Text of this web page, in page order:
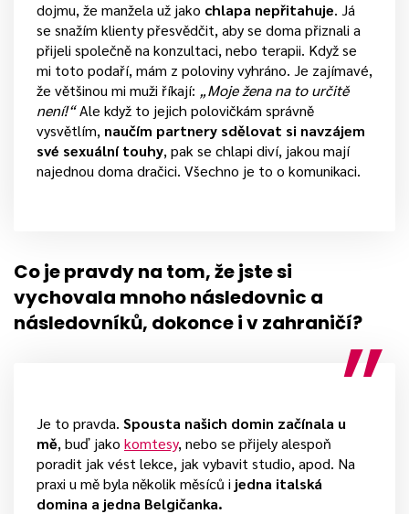
dojmu, že manžela už jako chlapa nepřitahuje. Já
se snažím klienty přesvědčit, aby se doma přiznali a
přijeli společně na konzultaci, nebo terapii. Když se
mi toto podaří, mám z poloviny vyhráno. Je zajímavé,
že většinou mi muži říkají: „Moje žena na to určitě
není!“Ale když to jejich polovičkám správně
vysvětlím, naučím partnery sdělovat si navzájem
své sexuální touhy, pak se chlapi diví, jakou mají
najednou doma dračici. Všechno je to o komunikaci.
Co je pravdy na tom, že jste si
vychovala mnoho následovnic a
následovníků, dokonce i v zahraničí?
Je to pravda. Spousta našich domin začínala u
mě, buď jako komtesy, nebo se přijely alespoň
poradit jak vést lekce, jak vybavit studio, apod. Na
praxi u mě byla několik měsíců i jedna italská
domina a jedna Belgičanka.